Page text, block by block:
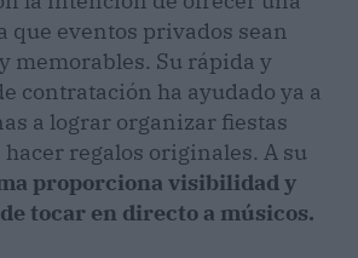
que eventos privados sean
memorables. Su rápida y
contratación ha ayudado ya a
a lograr organizar fiestas
regalos originales. A su
proporciona visibilidad y
tocar en directo a músicos.